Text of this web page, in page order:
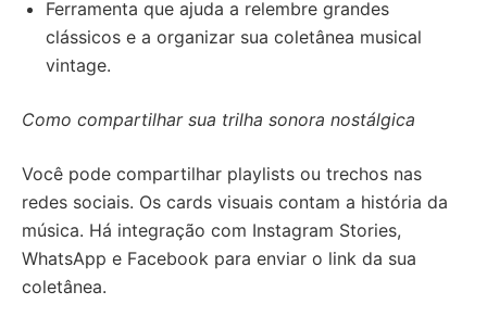
Ferramenta que ajuda a relembre grandes
clássicos e a organizar sua coletânea musical
vintage.
Como compartilhar sua trilha sonora nostálgica
Você pode compartilhar playlists ou trechos nas
redes sociais. Os cards visuais contam a história da
música. Há integração com Instagram Stories,
WhatsApp e Facebook para enviar o link da sua
coletânea.